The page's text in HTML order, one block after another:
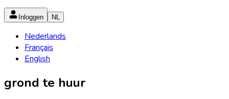
Inloggen NL
Nederlands
Français
English
grond te huur